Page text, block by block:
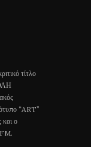
τίτλο
“ART”
και ο